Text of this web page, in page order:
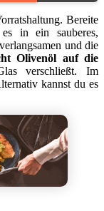
Bereite
in ein sauberes,
und die
Olivenöl auf die
verschließt. Im
kannst du es